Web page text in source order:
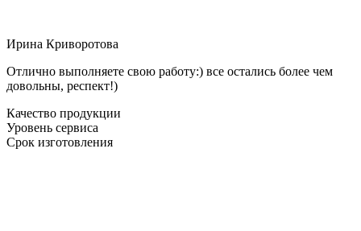
Ирина Криворотова
Отлично выполняете свою работу:) все остались более чем
довольны, респект!)
Качество продукции
Уровень сервиса
Срок изготовления